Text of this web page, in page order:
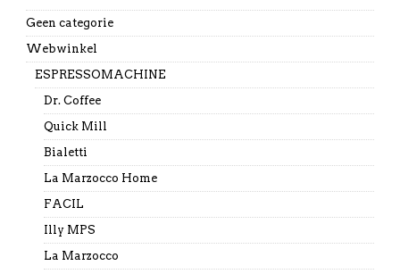
Geen categorie
Webwinkel
ESPRESSOMACHINE
Dr. Coffee
Quick Mill
Bialetti
La Marzocco Home
FACIL
Illy MPS
La Marzocco